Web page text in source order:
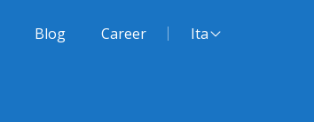
Blog Career Lingua del sito:
Ita